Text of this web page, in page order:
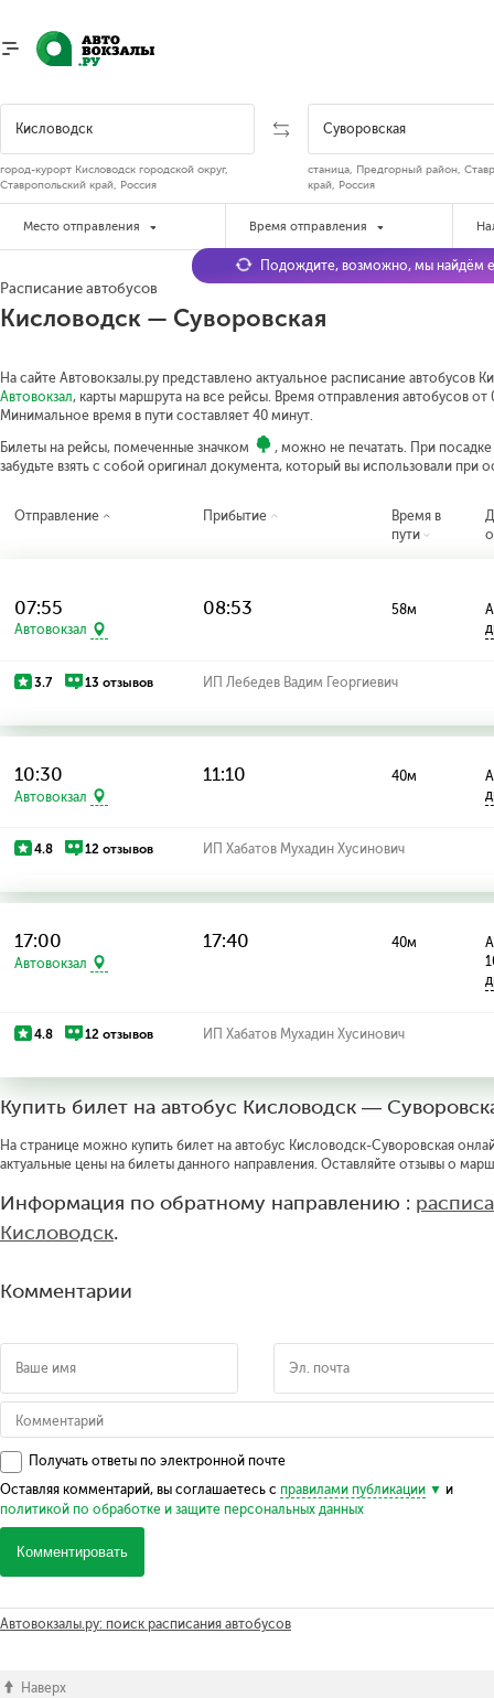
город-курорт Кисловодск городской округ,
Ставропольский край, Россия
станица, Предгорный район,
край, Россия
Место отправления Время отправления
Расписание автобусов
Кисловодск — Суворовская
На сайте Автовокзалы.ру представлено актуальное расписание автобусов
Автовокзал, карты маршрута на все рейсы. Время отправления автобусов от
Минимальное время в пути составляет 40 минут.
Билеты на рейсы, помеченные значком
, можно не печатать. При
забудьте взять с собой оригинал документа, который вы использовали при
Подождите, возможно, мы найдём
Отправление Прибытие
Время в
пути
07:55
Автовокзал
08:53 58м
3.7 13 отзывов ИП Лебедев Вадим Георгиевич
10:30
Автовокзал
11:10 40м
4.8 12 отзывов ИП Хабатов Мухадин Хусинович
17:00
Автовокзал
17:40 40м
4.8 12 отзывов ИП Хабатов Мухадин Хусинович
Купить билет на автобус Кисловодск —
На странице можно купить билет на автобус Кисловодск-Суворовская
актуальные цены на билеты данного направления. Оставляйте отзывы о
Информация по обратному направлению :
Кисловодск.
Комментарии
Получать ответы по электронной почте
Оставляя комментарий, вы соглашаетесь с правилами публикации
и
политикой по обработке и защите персональных данных
Комментировать
Автовокзалы.ру: поиск расписания автобусов
Наверх